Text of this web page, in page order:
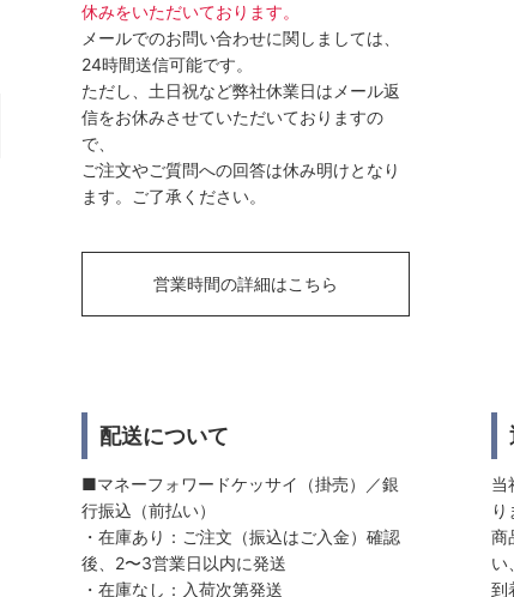
休みをいただいております。
メールでのお問い合わせに関しましては、
24時間送信可能です。
ただし、土日祝など弊社休業日はメール返
信をお休みさせていただいておりますの
で、
ご注文やご質問への回答は休み明けとなり
ます。ご了承ください。
営業時間の詳細はこちら
配送について
■マネーフォワードケッサイ（掛売）／銀
行振込（前払い）
・在庫あり：ご注文（振込はご入金）確認
後、2〜3営業日以内に発送
・在庫なし：入荷次第発送
当
り
商
い
到